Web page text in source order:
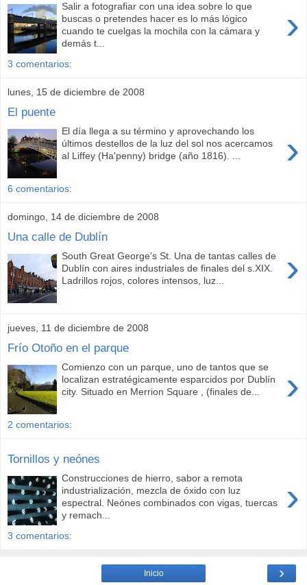
›
Salir a fotografiar con una idea sobre lo que
buscas o pretendes hacer es lo más lógico
cuando te cuelgas la mochila con la cámara y
demás t...
3 comentarios:
lunes, 15 de diciembre de 2008
El puente
›
El día llega a su término y aprovechando los
últimos destellos de la luz del sol nos acercamos
al Liffey (Ha'penny) bridge (año 1816). ...
6 comentarios:
domingo, 14 de diciembre de 2008
Una calle de Dublín
›
South Great George’s St. Una de tantas calles de
Dublín con aires industriales de finales del s.XIX.
Ladrillos rojos, colores intensos, luz...
jueves, 11 de diciembre de 2008
Frío Otoño en el parque
›
Comienzo con un parque, uno de tantos que se
localizan estratégicamente esparcidos por Dublín
city. Situado en Merrion Square , (finales de...
2 comentarios:
Tornillos y neónes
›
Construcciones de hierro, sabor a remota
industrialización, mezcla de óxido con luz
espectral. Neónes combinados con vigas, tuercas
y remach...
3 comentarios:
›
Inicio